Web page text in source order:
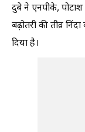
दुबे ने एनपीके, पोटाश
बढ़ोतरी की तीव्र
दिया है।